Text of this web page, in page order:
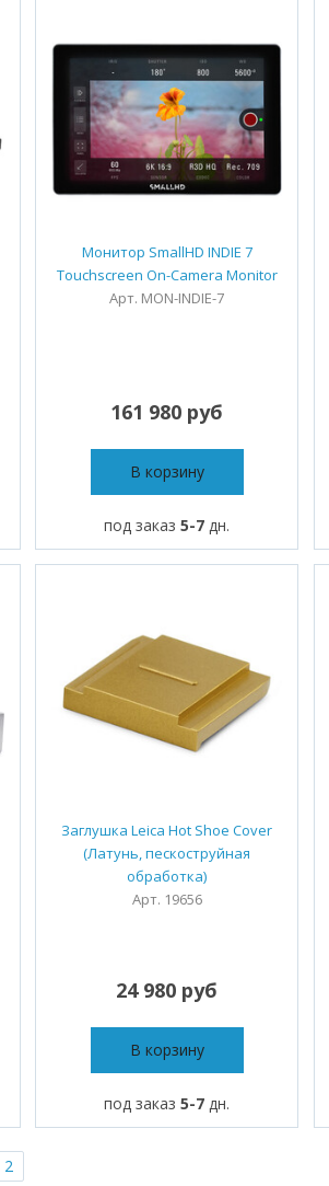
Монитор SmallHD INDIE 7
Touchscreen On-Camera Monitor
Арт. MON-INDIE-7
161 980 руб
В корзину
под заказ5-7 дн.
Заглушка Leica Hot Shoe Cover
(Латунь, пескоструйная
обработка)
Арт. 19656
24 980 руб
В корзину
под заказ5-7 дн.
2